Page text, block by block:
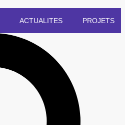
ACTUALITES PROJETS